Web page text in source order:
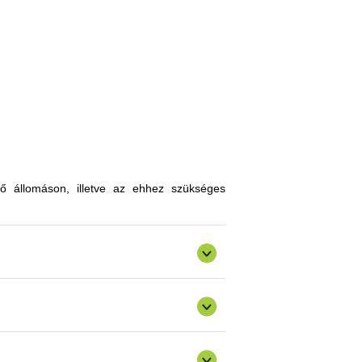
állomáson, illetve az ehhez szükséges
limitálhatóak a mezőgazdasági
kártevőkkel szembeni ellenálló
a hagyományostól eltérő jellegű tudás
gazdagodhatnak, a fajtahasználaton
innovatív ismereteket, növénykultúrákat
csökkenthetik a szennyezőanyag
alkalmas fajták vizsgálata